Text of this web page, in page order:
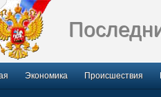
Экономика Происшествия